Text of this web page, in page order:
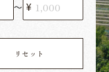
〜
リセット